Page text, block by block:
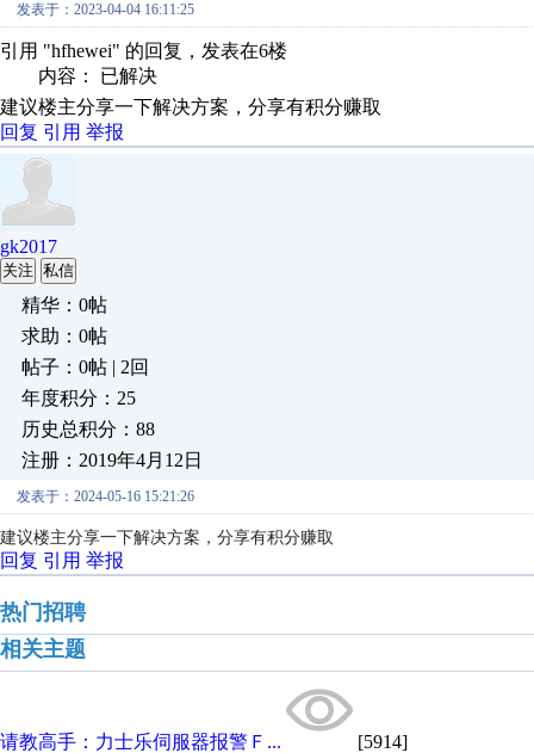
发表于：2023-04-04 16:11:25
引用 "hfhewei" 的回复，发表在6楼
内容： 已解决
建议楼主分享一下解决方案，分享有积分赚取
回复 引用 举报
gk2017
关注 私信
精华：0帖
求助：0帖
帖子：0帖 | 2回
年度积分：25
历史总积分：88
注册：2019年4月12日
发表于：2024-05-16 15:21:26
建议楼主分享一下解决方案，分享有积分赚取
回复 引用 举报
热门招聘
相关主题
请教高手：力士乐伺服器报警Ｆ... [5914]